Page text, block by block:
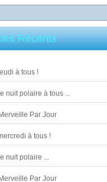
Récents
à tous !
nuit polaire à tous ...
Par Jour
à tous !
nuit polaire ...
Par Jour